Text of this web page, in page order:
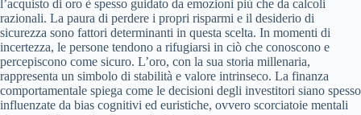
l’acquisto di oro è spesso guidato da emozioni più che da calcoli
razionali. La paura di perdere i propri risparmi e il desiderio di
sicurezza sono fattori determinanti in questa scelta. In momenti di
incertezza, le persone tendono a rifugiarsi in ciò che conoscono e
percepiscono come sicuro. L’oro, con la sua storia millenaria,
rappresenta un simbolo di stabilità e valore intrinseco. La finanza
comportamentale spiega come le decisioni degli investitori siano spesso
influenzate da bias cognitivi ed euristiche, ovvero scorciatoie mentali